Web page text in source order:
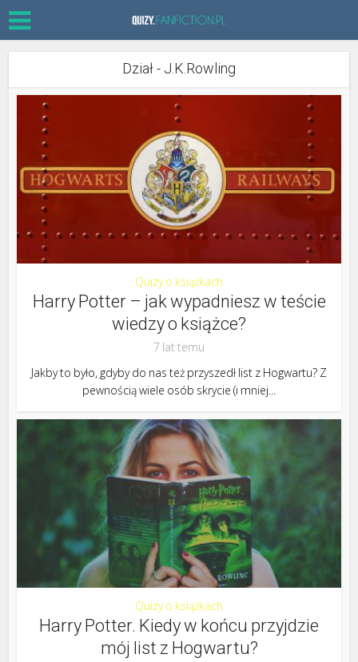
Dział - J.K.Rowling
Quizy o książkach
Harry Potter – jak wypadniesz w teście
wiedzy o książce?
7 lat temu
Jakby to było, gdyby do nas też przyszedł list z Hogwartu? Z
pewnością wiele osób skrycie (i mniej...
Quizy o książkach
Harry Potter. Kiedy w końcu przyjdzie
mój list z Hogwartu?